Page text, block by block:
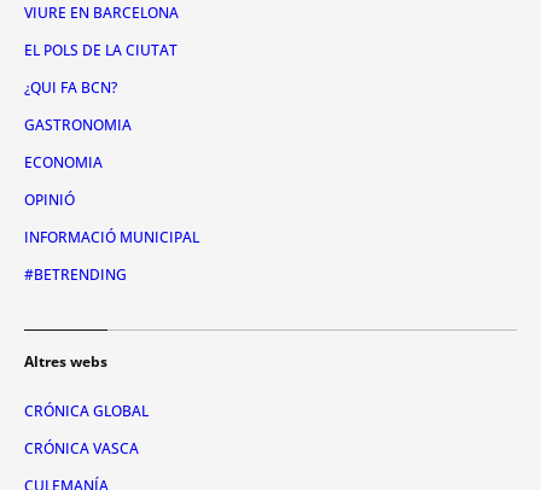
VIURE EN BARCELONA
EL POLS DE LA CIUTAT
¿QUI FA BCN?
GASTRONOMIA
ECONOMIA
OPINIÓ
INFORMACIÓ MUNICIPAL
#BETRENDING
Altres webs
CRÓNICA GLOBAL
CRÓNICA VASCA
CULEMANÍA